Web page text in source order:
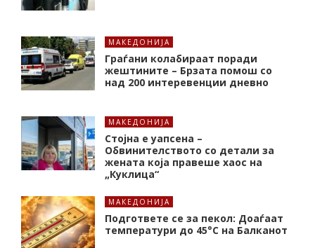
МАКЕДОНИЈА
Граѓани колабираат поради
жештините – Брзата помош со
над 200 интеревенции дневно
МАКЕДОНИЈА
Стојна е уапсена –
Обвинителството со детали за
жената која правеше хаос на
„Куклица“
МАКЕДОНИЈА
Подгответе се за пекол: Доаѓаат
температури до 45°C на Балканот